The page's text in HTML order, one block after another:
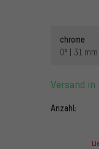
chrome
0° | 31 mm
Versand
Anzahl: